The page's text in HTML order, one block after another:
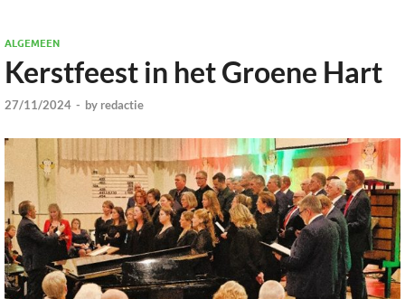
ALGEMEEN
Kerstfeest in het Groene Hart
27/11/2024 - by redactie